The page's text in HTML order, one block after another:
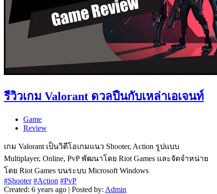
รีวิวเกม Valorant ดวลปืนกับเหล่าเอเจนท์
Game
Review
เกม Valorant เป็นวิดีโอเกมแนว Shooter, Action รูปแบบ
Multiplayer, Online, PvP พัฒนาโดย Riot Games และจัดจำหน่าย
โดย Riot Games บนระบบ Microsoft Windows
#Shooter #Action #PvP
Created: 6 years ago | Posted by: Admin